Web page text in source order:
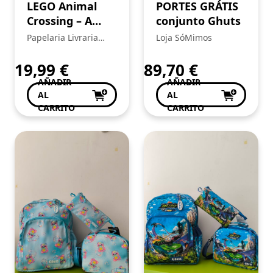
LEGO Animal
Crossing – A
casa acolhedora
Papelaria Livraria
19,99 €
AÑADIR
AL
CARRITO
PORTES GRÁTIS
conjunto Ghuts
Loja SóMimos
89,70 €
AÑADIR
AL
CARRITO